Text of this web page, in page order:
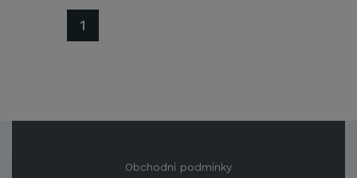
1
Obchodní podmínky